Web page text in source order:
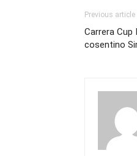
Previous article
Carrera Cup
cosentino